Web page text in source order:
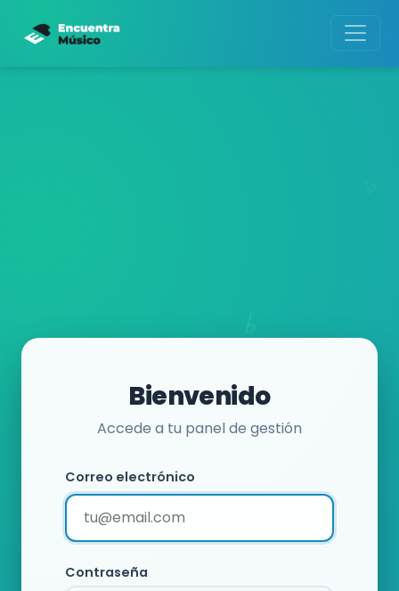
Bienvenido
Accede a tu panel de gestión
Correo electrónico
Contraseña